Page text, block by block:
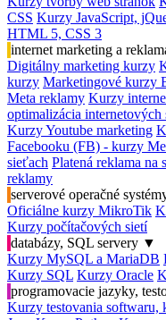
CSS Kurzy JavaScript,
HTML 5, CSS 3
internet marketing a
Digitálny marketing kurzy
kurzy Marketingové kurzy
Meta reklamy Kurzy
optimalizácia internetových
Kurzy Youtube marketing
Facebooku (FB) - kurzy
sieťach Platená reklama na
reklamy
serverové operačné
Oficiálne kurzy MikroTik
Kurzy počítačových sietí
databázy, SQL servery ▼
Kurzy MySQL a MariaDB
Kurzy SQL Kurzy Oracle
programovacie jazyky,
Kurzy testovania softwaru,